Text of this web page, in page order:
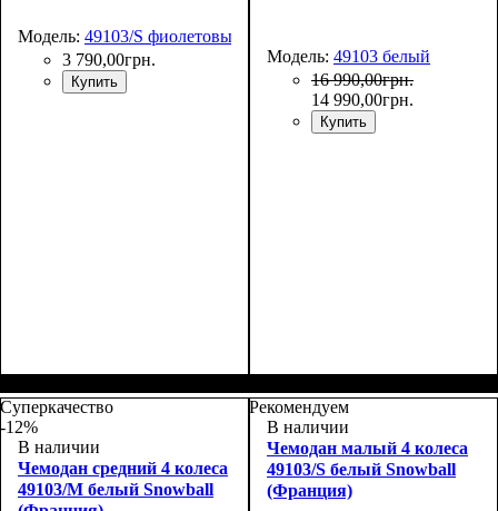
Модель: 49103/S фиолетовый
3 790,00грн.
Купить
55х39x20
Модель: 49103 белый
16 990,00грн.
14 990,00грн.
Купить
Суперкачество
-12%
В наличии
Чемодан средний 4 колеса
49103/M белый Snowball
Рекомендуем
В наличии
Чемодан малый 4 колеса
49103/S белый Snowball
(Франция)